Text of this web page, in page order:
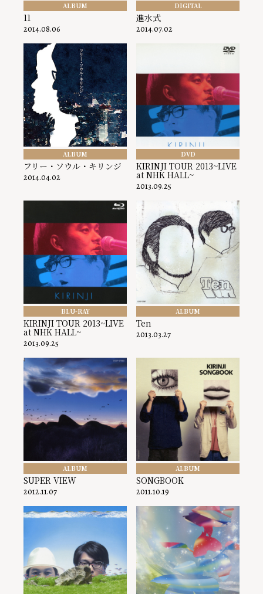
ALBUM
11
2014.08.06
DIGITAL
進水式
2014.07.02
ALBUM
フリー・ソウル・キリンジ
2014.04.02
DVD
KIRINJI TOUR 2013~LIVE
at NHK HALL~
2013.09.25
BLU-RAY
KIRINJI TOUR 2013~LIVE
at NHK HALL~
2013.09.25
ALBUM
Ten
2013.03.27
ALBUM
SUPER VIEW
2012.11.07
ALBUM
SONGBOOK
2011.10.19